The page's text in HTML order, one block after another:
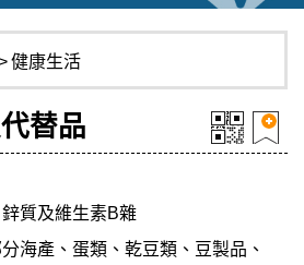
健康生活
替品
質及維生素B雜
海產、蛋類、乾豆類、豆製品、